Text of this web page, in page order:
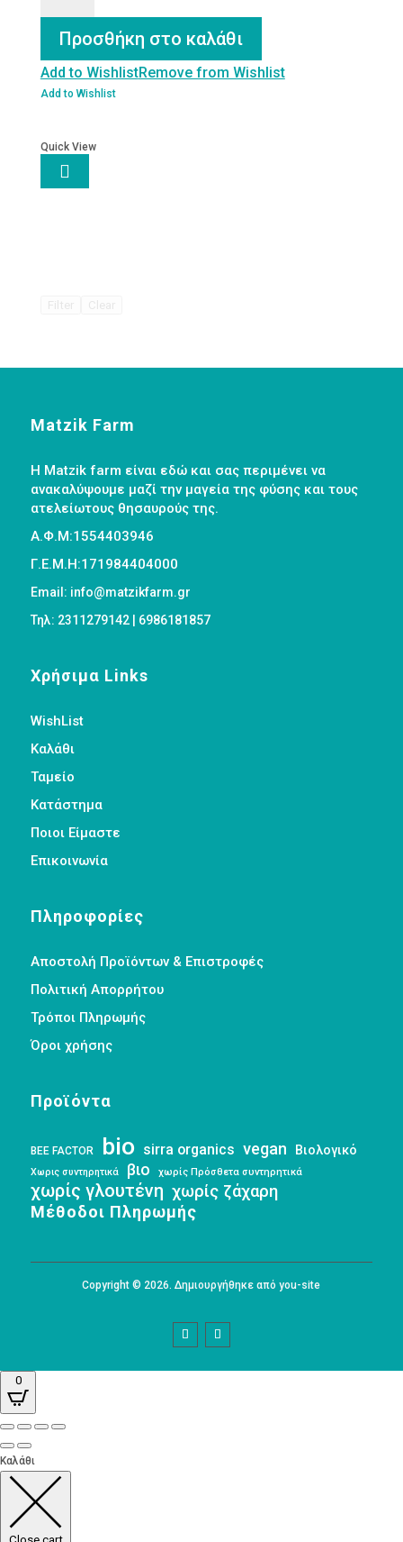
ποσότητα
Προσθήκη στο καλάθι
Add to WishlistRemove from Wishlist
Add to Wishlist
Quick View

Matzik Farm
Η Matzik farm είναι εδώ και σας περιμένει να
ανακαλύψουμε μαζί την μαγεία της φύσης και τους
ατελείωτους θησαυρούς της.
Α.Φ.Μ:1554403946
Γ.Ε.Μ.Η:171984404000
Email: info@matzikfarm.gr
Τηλ: 2311279142 | 6986181857
Χρήσιμα Links
WishList
Καλάθι
Ταμείο
Κατάστημα
Ποιοι Είμαστε
Επικοινωνία
Πληροφορίες
Αποστολή Προϊόντων & Επιστροφές
Πολιτική Απορρήτου
Τρόποι Πληρωμής
Όροι χρήσης
Προϊόντα
BEE FACTOR bio sirra organics vegan Βιολογικό
Χωρις συντηρητικά βιο χωρίς Πρόσθετα συντηρητικά
χωρίς γλουτένη χωρίς ζάχαρη
Μέθοδοι Πληρωμής
Copyright © 2026. Δημιουργήθηκε από you-site
0
Καλάθι